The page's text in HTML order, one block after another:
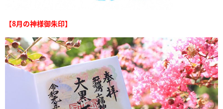
【8月の神様御朱印】